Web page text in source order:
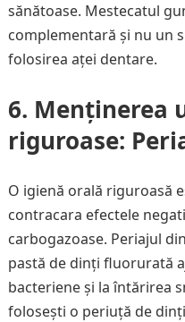
sănătoase. Mestecatul
complementară și nu un
folosirea aței dentare.
6. Menținerea
riguroase:
O igienă orală riguroasă
contracara efectele
carbogazoase. Periajul
pastă de dinți fluorurată
bacteriene și la întărirea
folosești o periuță de